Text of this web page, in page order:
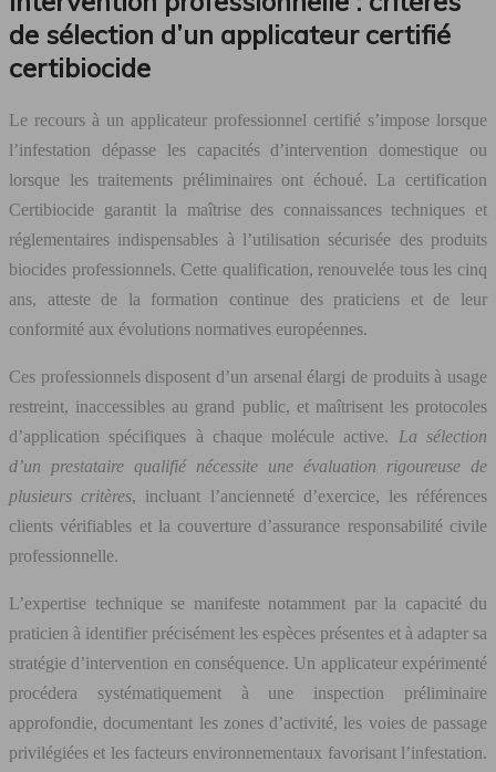
de sélection d’un applicateur certifié
certibiocide
Le recours à un applicateur professionnel certifié s’impose lorsque
l’infestation dépasse les capacités d’intervention domestique ou
lorsque les traitements préliminaires ont échoué. La certification
Certibiocide garantit la maîtrise des connaissances techniques et
réglementaires indispensables à l’utilisation sécurisée des produits
biocides professionnels. Cette qualification, renouvelée tous les cinq
ans, atteste de la formation continue des praticiens et de leur
conformité aux évolutions normatives européennes.
Ces professionnels disposent d’un arsenal élargi de produits à usage
restreint, inaccessibles au grand public, et maîtrisent les protocoles
d’application spécifiques à chaque molécule active. La sélection
d’un prestataire qualifié nécessite une évaluation rigoureuse de
plusieurs critères, incluant l’ancienneté d’exercice, les références
clients vérifiables et la couverture d’assurance responsabilité civile
professionnelle.
L’expertise technique se manifeste notamment par la capacité du
praticien à identifier précisément les espèces présentes et à adapter sa
stratégie d’intervention en conséquence. Un applicateur expérimenté
procédera systématiquement à une inspection préliminaire
approfondie, documentant les zones d’activité, les voies de passage
privilégiées et les facteurs environnementaux favorisant l’infestation.